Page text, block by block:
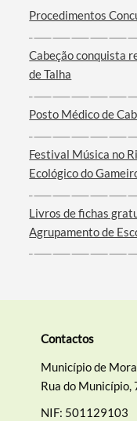
Categorias
Filtros
Procedimentos
Cabeção conquista
de Talha
Posto Médico de
Festival Música no
Ecológico do
Livros de fichas
Agrupamento de
Contactos
Município de Mora
Rua do
NIF: 501129103